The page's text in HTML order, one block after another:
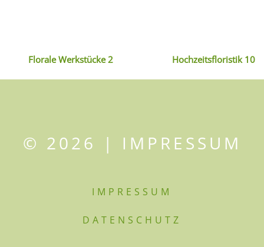
Florale Werkstücke 2 Hochzeitsfloristik 10
© 2026 | IMPRESSUM
IMPRESSUM
DATENSCHUTZ